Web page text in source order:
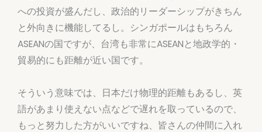
への投資が盛んだし、政治的リーダーシップがきちん
と外向きに機能してるし。シンガポールはもちろん
ASEANの国ですが、台湾も非常にASEANと地政学的・
貿易的にも距離が近い国です。
そういう意味では、日本だけ物理的距離もあるし、英
語があまり使えない点などで遅れを取っているので、
もっと努力した方がいいですね、皆さんの仲間に入れ